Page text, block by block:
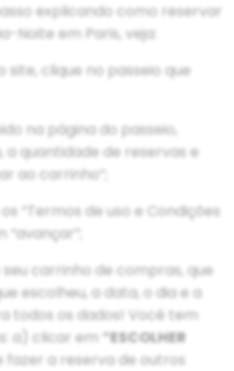
explicando como reservar
Noite em Paris, veja:
site, clique no passeio que
na página do passeio,
a quantidade de reservas e
ao carrinho”;
“Termos de uso e Condições
“avançar”;
carrinho de compras, que
escolheu, a data, o dia e a
todos os dados! Você tem
a) clicar em “ESCOLHER
fazer a reserva de outros